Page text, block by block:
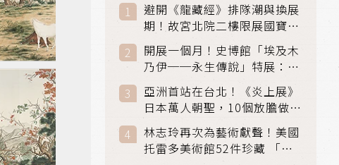
避開《龍藏經》排隊潮與換展
期！故宮北院二樓限展國寶
〈元世祖出獵圖〉、乾隆最愛
「滑冰賽」更精采
開展一個月！史博館「埃及木
乃伊──永生傳說」特展：看
見物件構築的永生風景
亞洲首站在台北！《炎上展》
日本萬人朝聖，10個放膽做自
己場景與台灣獨家展品同步亮
相
林志玲再次為藝術獻聲！美國
托雷多美術館52件珍藏 「古